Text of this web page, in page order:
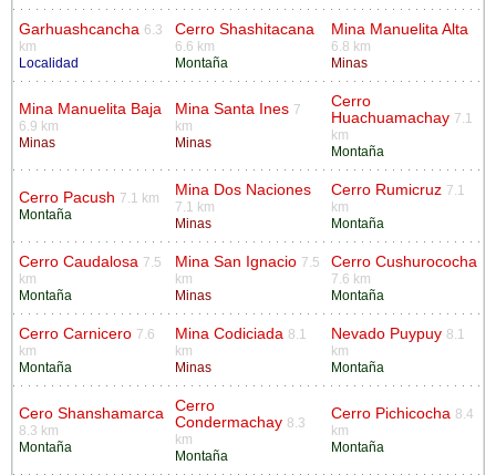
Garhuashcancha 6.3
km
Localidad
Cerro Shashitacana
6.6 km
Montaña
Mina Manuelita Alta
6.8 km
Minas
Mina Manuelita Baja
6.9 km
Minas
Mina Santa Ines 7
km
Minas
Cerro
Huachuamachay 7.1
km
Montaña
Cerro Pacush 7.1 km
Montaña
Mina Dos Naciones
7.1 km
Minas
Cerro Rumicruz 7.1
km
Montaña
Cerro Caudalosa 7.5
km
Montaña
Mina San Ignacio 7.5
km
Minas
Cerro Cushurococha
7.6 km
Montaña
Cerro Carnicero 7.6
km
Montaña
Mina Codiciada 8.1
km
Minas
Nevado Puypuy 8.1
km
Montaña
Cero Shanshamarca
8.3 km
Montaña
Cerro
Condermachay 8.3
km
Montaña
Cerro Pichicocha 8.4
km
Montaña